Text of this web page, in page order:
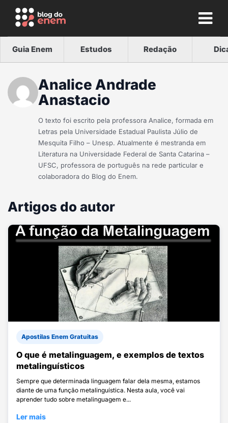
Guia Enem Estudos Redação
Analice Andrade
Anastacio
O texto foi escrito pela professora Analice, formada em
Letras pela Universidade Estadual Paulista Júlio de
Mesquita Filho – Unesp. Atualmente é mestranda em
Literatura na Universidade Federal de Santa Catarina –
UFSC, professora de português na rede particular e
colaboradora do Blog do Enem.
Artigos do autor
Apostilas Enem Gratuitas
O que é metalinguagem, e exemplos de textos
metalinguísticos
Sempre que determinada linguagem falar dela mesma, estamos
diante de uma função metalinguística. Nesta aula, você vai
aprender tudo sobre metalinguagem e...
Ler mais